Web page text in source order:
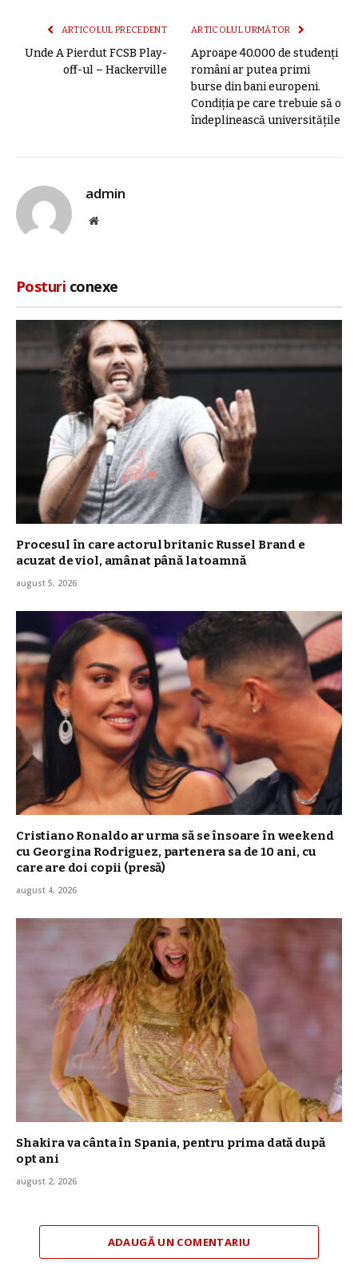
ARTICOLUL PRECEDENT
Unde A Pierdut FCSB Play-
off-ul – Hackerville
ARTICOLUL URMĂTOR
Aproape 40.000 de studenţi
români ar putea primi
burse din bani europeni.
Condiția pe care trebuie să o
îndeplinească universitățile
admin
Site
Posturi conexe
Procesul în care actorul britanic Russel Brand e
acuzat de viol, amânat până la toamnă
august 5, 2026
Cristiano Ronaldo ar urma să se însoare în weekend
cu Georgina Rodriguez, partenera sa de 10 ani, cu
care are doi copii (presă)
august 4, 2026
Shakira va cânta în Spania, pentru prima dată după
opt ani
august 2, 2026
ADAUGĂ UN COMENTARIU